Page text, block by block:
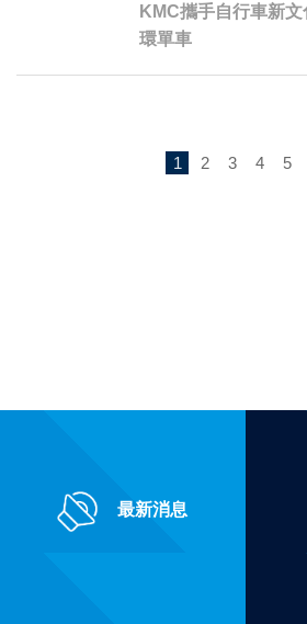
KMC攜手自行車新
環單車
1 2 3 4 5
最新消息